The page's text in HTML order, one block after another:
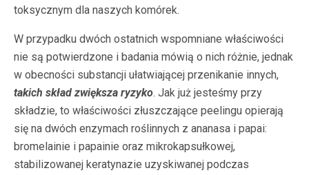
toksycznym dla naszych komórek.
W przypadku dwóch ostatnich wspomniane właściwości
nie są potwierdzone i badania mówią o nich różnie, jednak
w obecności substancji ułatwiającej przenikanie innych,
takich skład zwiększa ryzyko. Jak już jesteśmy przy
składzie, to właściwości złuszczające peelingu opierają
się na dwóch enzymach roślinnych z ananasa i papai:
bromelainie i papainie oraz mikrokapsułkowej,
stabilizowanej keratynazie uzyskiwanej podczas